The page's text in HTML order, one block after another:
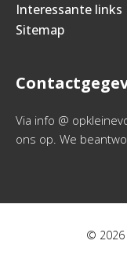
Interessante links
Sitemap
Via info @
ons op. We
© 2026